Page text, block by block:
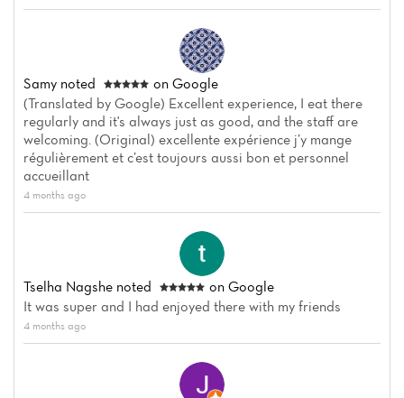
Samy noted
on Google
(Translated by Google) Excellent experience, I eat there
regularly and it's always just as good, and the staff are
welcoming. (Original) excellente expérience j’y mange
régulièrement et c’est toujours aussi bon et personnel
accueillant
4 months ago
Tselha Nagshe noted
on Google
It was super and I had enjoyed there with my friends
4 months ago